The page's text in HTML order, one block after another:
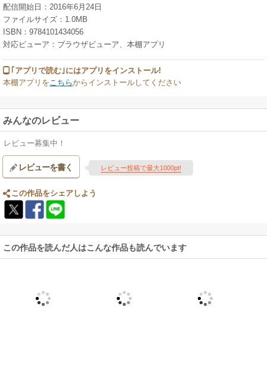
配信開始日：2016年6月24日
ファイルサイズ：1.0MB
ISBN：9784101434056
対応ビューア：ブラウザビューア、本棚アプリ
｢アプリで読む｣にはアプリをインストール!
本棚アプリをこちらからインストールしてください
みんなのレビュー
レビュー募集中！
レビューを書く レビュー投稿で最大1000pt!
この作品をシェアしよう
この作品を読んだ人はこんな作品も読んでいます